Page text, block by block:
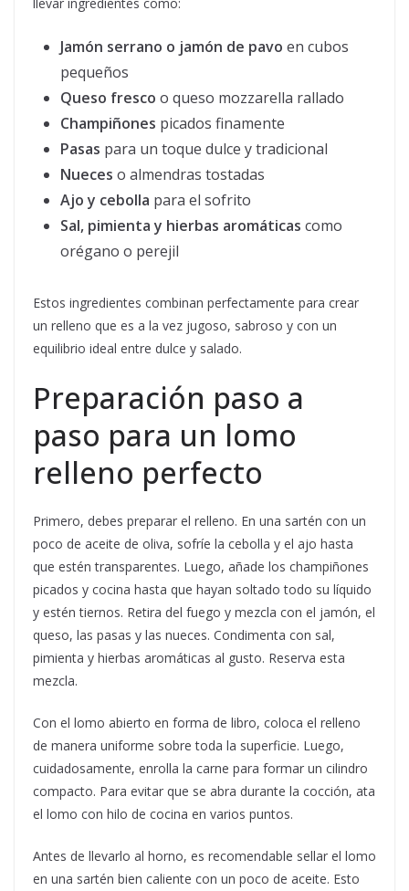
Jamón serrano o jamón de pavo en cubos
pequeños
Queso fresco o queso mozzarella rallado
Champiñones picados finamente
Pasas para un toque dulce y tradicional
Nueces o almendras tostadas
Ajo y cebolla para el sofrito
Sal, pimienta y hierbas aromáticas como
orégano o perejil
Estos ingredientes combinan perfectamente para crear
un relleno que es a la vez jugoso, sabroso y con un
equilibrio ideal entre dulce y salado.
Preparación paso a
paso para un lomo
relleno perfecto
Primero, debes preparar el relleno. En una sartén con un
poco de aceite de oliva, sofríe la cebolla y el ajo hasta
que estén transparentes. Luego, añade los champiñones
picados y cocina hasta que hayan soltado todo su líquido
y estén tiernos. Retira del fuego y mezcla con el jamón, el
queso, las pasas y las nueces. Condimenta con sal,
pimienta y hierbas aromáticas al gusto. Reserva esta
mezcla.
Con el lomo abierto en forma de libro, coloca el relleno
de manera uniforme sobre toda la superficie. Luego,
cuidadosamente, enrolla la carne para formar un cilindro
compacto. Para evitar que se abra durante la cocción, ata
el lomo con hilo de cocina en varios puntos.
Antes de llevarlo al horno, es recomendable sellar el lomo
en una sartén bien caliente con un poco de aceite. Esto